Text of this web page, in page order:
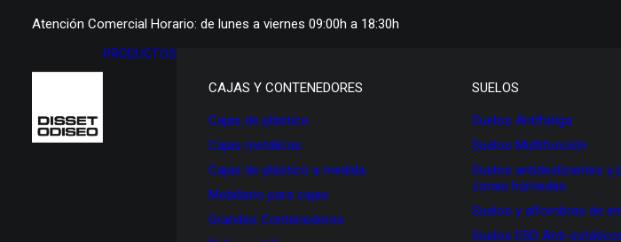
Atención Comercial Horario: de lunes a viernes 09:00h a 18:30h
PRODUCTOS
CAJAS Y CONTENEDORES
Cajas de plástico
Cajas metálicas
Cajas de plástico a medida
Mobiliario para cajas
Grandes Contenedores
SUELOS
Suelos Antifatiga
Suelos Multifunción
Suelos antideslizantes y
zonas húmedas
Suelos y alfombras de
Suelos ESD Anti-